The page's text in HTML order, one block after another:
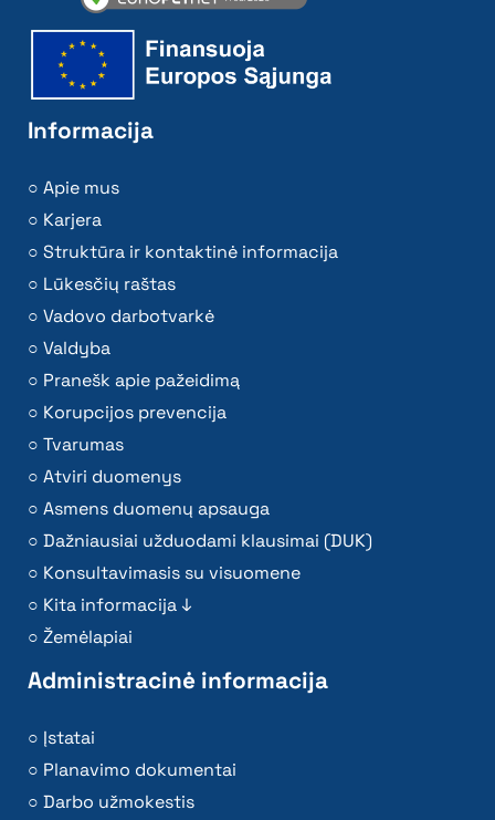
Informacija
Apie mus
Karjera
Struktūra ir kontaktinė informacija
Lūkesčių raštas
Vadovo darbotvarkė
Valdyba
Pranešk apie pažeidimą
Korupcijos prevencija
Tvarumas
Atviri duomenys
Asmens duomenų apsauga
Dažniausiai užduodami klausimai (DUK)
Konsultavimasis su visuomene
Kita informacija ↓
Žemėlapiai
Administracinė informacija
Įstatai
Planavimo dokumentai
Darbo užmokestis